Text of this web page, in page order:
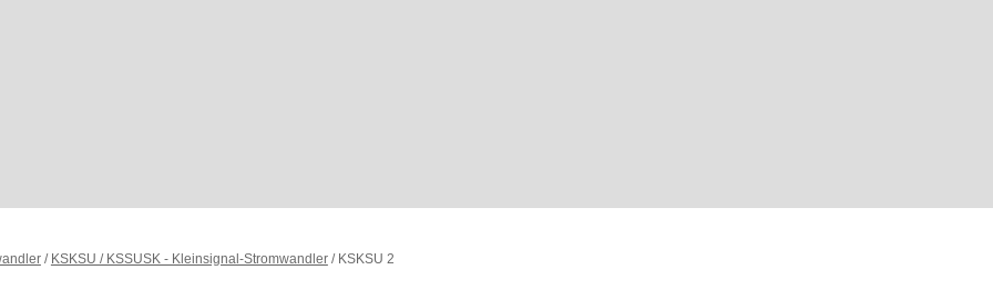
/ KSKSU / KSSUSK - Kleinsignal-Stromwandler / KSKSU 2